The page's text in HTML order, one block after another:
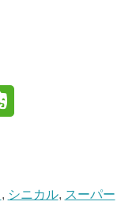
, シニカル, スーパー